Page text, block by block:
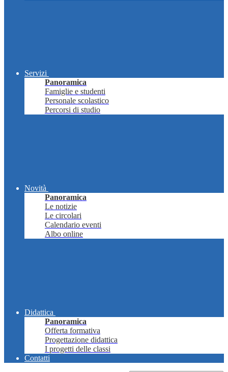
Servizi
Panoramica
Famiglie e studenti
Personale scolastico
Percorsi di studio
Novità
Panoramica
Le notizie
Le circolari
Calendario eventi
Albo online
Didattica
Panoramica
Offerta formativa
Progettazione didattica
I progetti delle classi
Contatti